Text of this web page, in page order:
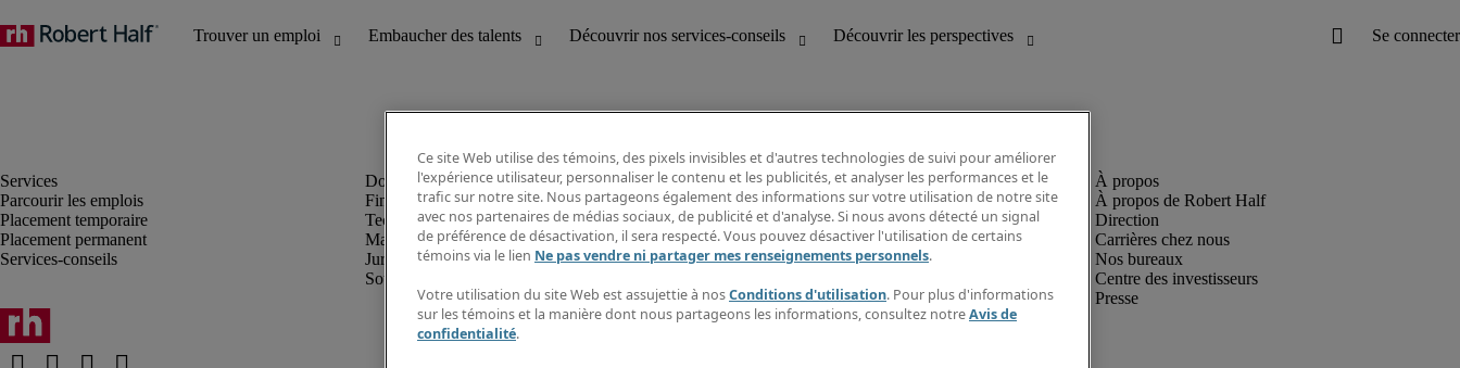
Parcourir les emplois
Placement temporaire
Placement permanent
Services-conseils
Finance et comptabilité
Technologie
Marketing et création
Juridique
Soutien administratif et à la clientèle
Découvrir les perspectives
Répertoire d’emplois
Guide salarial
Rapports de temps
Contactez-nous
À propos de Robert Half
Direction
Carrières chez nous
Nos bureaux
Centre des investisseurs
Presse
Ce site Web utilise des témoins, des pixels invisibles et d'autres technologies de suivi pour améliorer
l'expérience utilisateur, personnaliser le contenu et les publicités, et analyser les performances et le
trafic sur notre site. Nous partageons également des informations sur votre utilisation de notre site
avec nos partenaires de médias sociaux, de publicité et d'analyse. Si nous avons détecté un signal
de préférence de désactivation, il sera respecté. Vous pouvez désactiver l'utilisation de certains
témoins via le lien Ne pas vendre ni partager mes renseignements personnels.
Votre utilisation du site Web est assujettie à nosConditions d'utilisation. Pour plus d'informations
sur les témoins et la manière dont nous partageons les informations, consultez notreAvis de
confidentialité.